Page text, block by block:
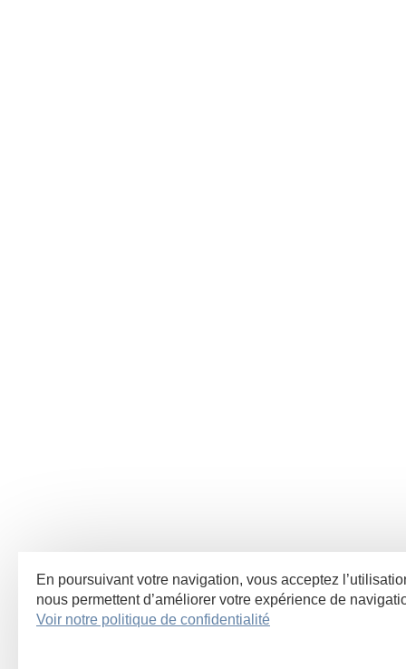
En poursuivant votre navigation, vous acceptez
nous permettent d’améliorer votre expérience de
Voir notre politique de confidentialité